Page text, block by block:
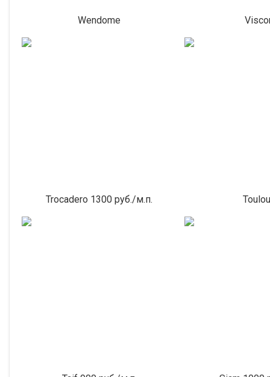
Wendome
Trocadero 1300 руб./м.п.